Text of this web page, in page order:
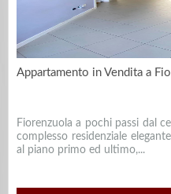
Appartamento in Vendita a
Fiorenzuola a pochi passi dal
complesso residenziale
al piano primo ed ultimo,...